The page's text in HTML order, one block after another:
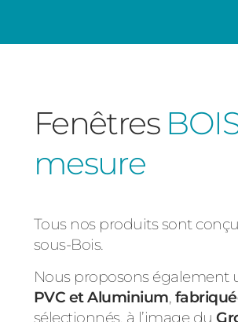
Fenêtres
mesure
Tous nos produits sont
sous-Bois.
Nous proposons
PVC et Aluminium
sélectionnés, à l’image du